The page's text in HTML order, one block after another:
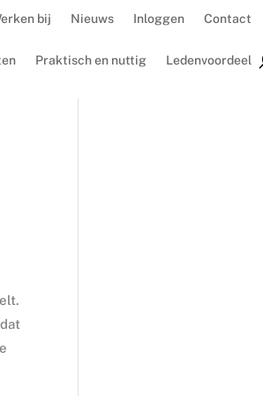
bij Nieuws Inloggen Contact
Praktisch en nuttig Ledenvoordeel